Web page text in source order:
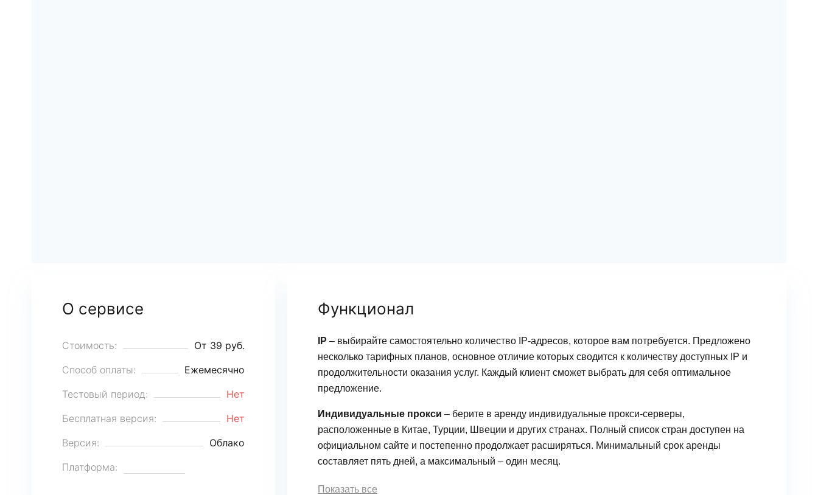
О сервисе
Стоимость:
От 39 руб.
Способ оплаты:
Ежемесячно
Тестовый период:
Нет
Бесплатная версия:
Нет
Версия:
Облако
Платформа:
Функционал
IP – выбирайте самостоятельно количество IP-адресов, которое вам потребуется. Предложено
несколько тарифных планов, основное отличие которых сводится к количеству доступных IP и
продолжительности оказания услуг. Каждый клиент сможет выбрать для себя оптимальное
предложение.
Индивидуальные прокси – берите в аренду индивидуальные прокси-серверы,
расположенные в Китае, Турции, Швеции и других странах. Полный список стран доступен на
официальном сайте и постепенно продолжает расширяться. Минимальный срок аренды
составляет пять дней, а максимальный – один месяц.
Показать все